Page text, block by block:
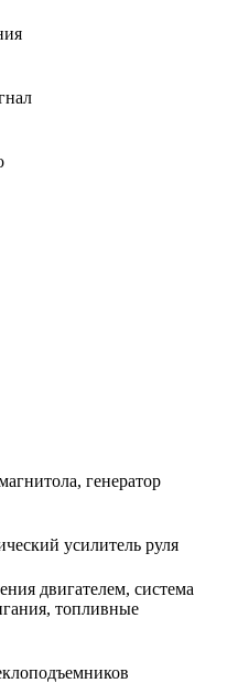
генератор
усилитель руля
двигателем, система
топливные